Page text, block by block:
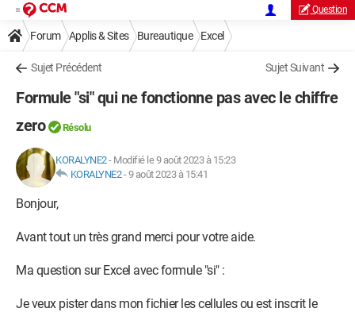
Question
Forum Applis & Sites Bureautique Excel
Sujet Précédent Sujet Suivant
Formule "si" qui ne fonctionne pas avec le chiffre
zero
Résolu
KORALYNE2- Modifié le 9 août 2023 à 15:23
KORALYNE2-9 août 2023 à 15:41
Bonjour,
Avant tout un très grand merci pour votre aide.
Ma question sur Excel avec formule "si" :
Je veux pister dans mon fichier les cellules ou est inscrit le